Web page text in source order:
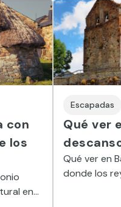
con
los
en
Escapadas
Qué ver
Qué ver en
donde los